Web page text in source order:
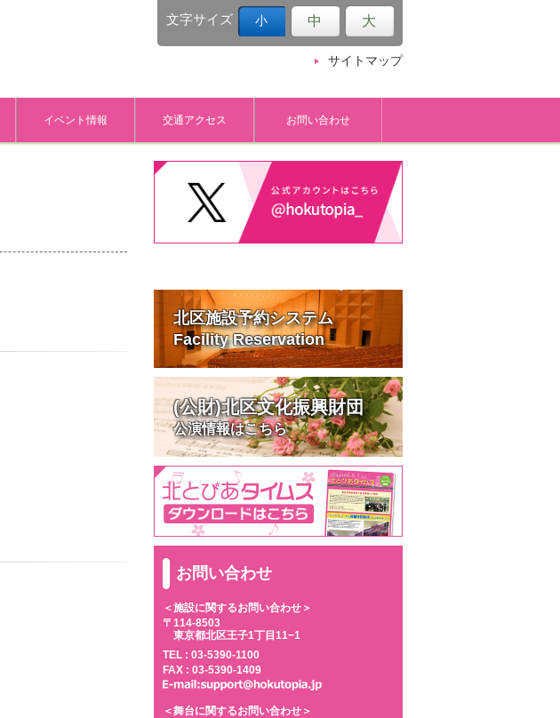
サイトマップ
文字サイズ 小 中 大
イベント情報 交通アクセス お問い合わせ
北区施設予約システム
Facility Reservation
(公財)北区文化振興財団
公演情報はこちら
お問い合わせ
＜施設に関するお問い合わせ＞
〒114-8503
東京都北区王子1丁目11−1
TEL : 03-5390-1100
FAX : 03-5390-1409
＜舞台に関するお問い合わせ＞